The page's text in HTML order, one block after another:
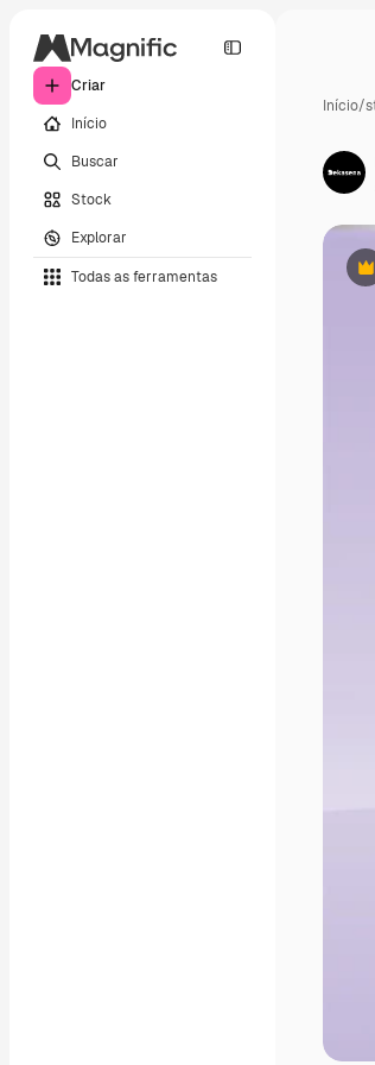
Criar
Início
Buscar
Stock
Explorar
Todas as ferramentas
Início/